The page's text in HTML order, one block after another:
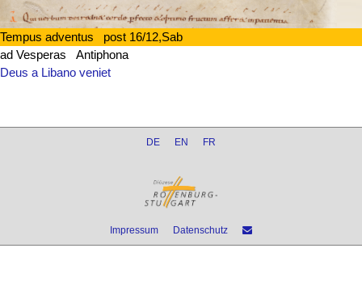
Tempus adventus post 16/12,Sab
ad Vesperas Antiphona
Deus a Libano veniet
DE EN FR
Impressum Datenschutz